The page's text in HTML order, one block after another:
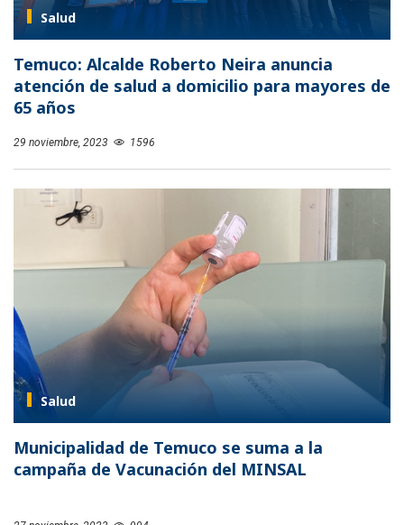
Salud
Temuco: Alcalde Roberto Neira anuncia
atención de salud a domicilio para mayores de
65 años
29 noviembre, 2023 1596
Salud
Municipalidad de Temuco se suma a la
campaña de Vacunación del MINSAL